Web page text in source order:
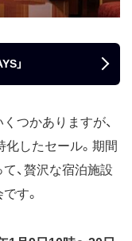
」
くつかありますが、
したセール。期間
、贅沢な宿泊施設
す。